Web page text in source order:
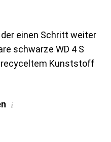
einen Schritt weiter
schwarze WD 4 S
recyceltem Kunststoff
i